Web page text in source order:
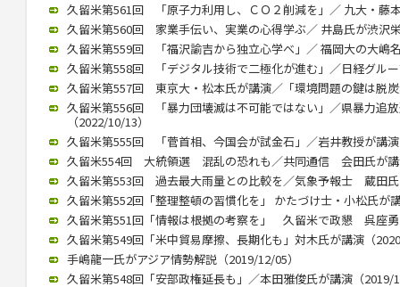
久留米第561回 「原子力利用し、ＣＯ２削減を」／ 九大・藤
久留米第560回 家業手伝い、実業の心得学ぶ／ 井島氏が渋沢
久留米第559回 「福沢諭吉から独立心学べ」／ 福岡大の大嶋
久留米第558回 「デジタル技術で二極化が進む」／日経グル
久留米第557回 東京大・松本氏が講演／「環境問題の鍵は脱
久留米第556回 「暴力団壊滅は不可能ではない」／県暴力追
（2022/10/13）
久留米第555回 「菅首相、今国会が試金石」／岩井教授が講
久留米554回 大統領選 混乱の恐れも／共同通信 会田氏が講
久留米第553回 過去最大雨量との比較を／気象予報士 蔵田
久留米第552回「整理整頓の習慣化を」 かたづけ士・小松氏が
久留米第551回「情報は根拠の考察を」 久留米で政懇 呉座
久留米第549回「米中貿易摩擦、長期化も」対木氏が講演（
手嶋龍一氏がアジア情勢解説（2019/12/05）
久留米第548回「安部政権延長も」／本田雅俊氏が講演（2019/